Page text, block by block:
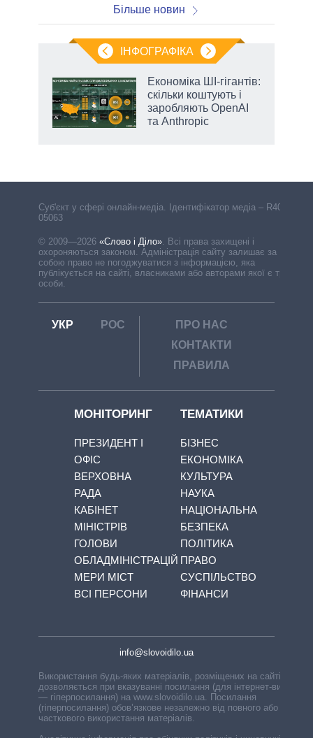
Більше новин
ІНФОГРАФІКА
Економіка ШІ-гігантів:
скільки коштують і
заробляють OpenAI
та Anthropic
Cуб'єкт у сфері онлайн-медіа. Ідентифікатор медіа – R40-
05063
© 2009—2026 «Слово і Діло»
Всі права захищені і
охороняються законом. Адміністрація сайту залишає за
собою право не погоджуватися з інформацією, яка
публікується на сайті, власниками або авторами якої є треті
особи.
УКР РОС
ПРО НАС
КОНТАКТИ
ПРАВИЛА
МОНІТОРИНГ
ПРЕЗИДЕНТ І
ОФІС
ВЕРХОВНА
РАДА
КАБІНЕТ
МІНІСТРІВ
ГОЛОВИ
ОБЛАДМІНІСТРАЦІЙ
МЕРИ МІСТ
ВСІ ПЕРСОНИ
ТЕМАТИКИ
БІЗНЕС
ЕКОНОМІКА
КУЛЬТУРА
НАУКА
НАЦІОНАЛЬНА
БЕЗПЕКА
ПОЛІТИКА
ПРАВО
СУСПІЛЬСТВО
ФІНАНСИ
info@slovoidilo.ua
Використання будь-яких матеріалів, розміщених на сайті,
дозволяється при вказуванні посилання (для інтернет-видань
— гіперпосилання) на www.slovoidilo.ua. Посилання
(гіперпосилання) обов’язкове незалежно від повного або
часткового використання матеріалів.